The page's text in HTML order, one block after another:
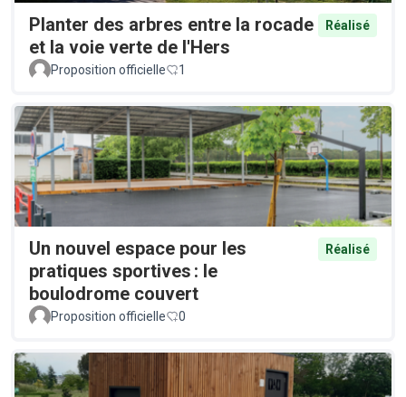
Planter des arbres entre la rocade
et la voie verte de l'Hers
Réalisé
Proposition officielle 1
Un nouvel espace pour les
pratiques sportives : le
boulodrome couvert
Réalisé
Proposition officielle 0